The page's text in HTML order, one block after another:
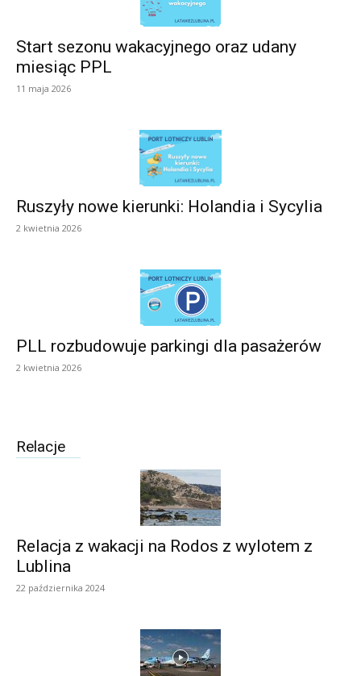
Start sezonu wakacyjnego oraz udany
miesiąc PPL
11 maja 2026
Ruszyły nowe kierunki: Holandia i Sycylia
2 kwietnia 2026
PLL rozbudowuje parkingi dla pasażerów
2 kwietnia 2026
Relacje
Relacja z wakacji na Rodos z wylotem z
Lublina
22 października 2024